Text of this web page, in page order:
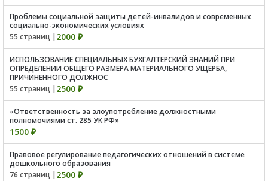
Проблемы социальной защиты детей-инвалидов и современных
социально-экономических условиях
55 страниц | 2000 ₽
ИСПОЛЬЗОВАНИЕ СПЕЦИАЛЬНЫХ БУХГАЛТЕРСКИЙ ЗНАНИЙ ПРИ
ОПРЕДЕЛЕНИИ ОБЩЕГО РАЗМЕРА МАТЕРИАЛЬНОГО УЩЕРБА,
ПРИЧИНЕННОГО ДОЛЖНОС
55 страниц | 2500 ₽
«Ответственность за злоупотребление должностными
полномочиями ст. 285 УК РФ»
1500 ₽
Правовое регулирование педагогических отношений в системе
дошкольного образования
76 страниц | 2500 ₽